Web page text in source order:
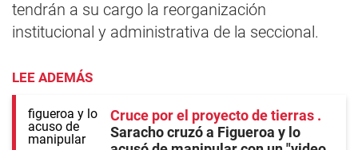
tendrán a su cargo la reorganización
institucional y administrativa de la seccional.
LEE ADEMÁS
Cruce por el proyecto de tierras
Saracho cruzó a Figueroa y lo